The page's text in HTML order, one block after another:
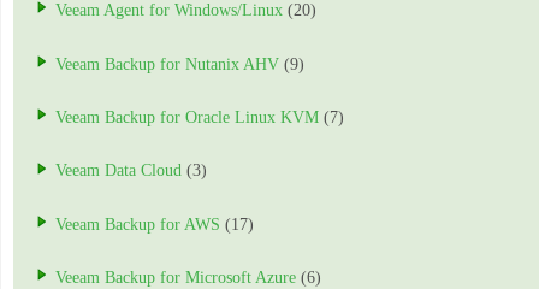
Veeam Agent for Windows/Linux (20)
Veeam Backup for Nutanix AHV (9)
Veeam Backup for Oracle Linux KVM (7)
Veeam Data Cloud (3)
Veeam Backup for AWS (17)
Veeam Backup for Microsoft Azure (6)